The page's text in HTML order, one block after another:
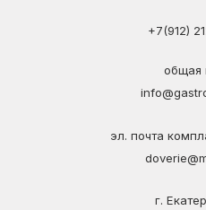
+7(912)
общая
эл. почта
г.